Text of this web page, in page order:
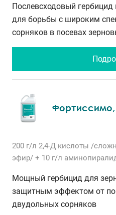
Послевсходовый
для борьбы с широким
сорняков в посевах
200 г/л 2,4-Д кислоты /
эфир/ + 10 г/л
Мощный гербицид для
защитным эффектом от
двудольных сорняков